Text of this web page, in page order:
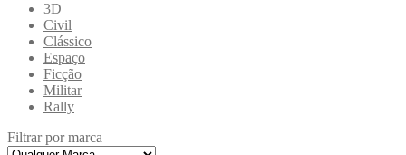
3D
Civil
Clássico
Espaço
Ficção
Militar
Rally
Filtrar por marca